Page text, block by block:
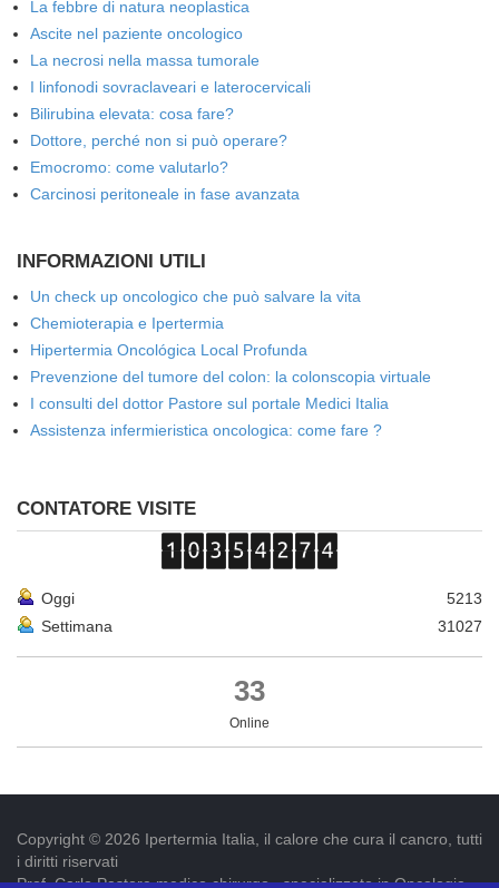
La febbre di natura neoplastica
Ascite nel paziente oncologico
La necrosi nella massa tumorale
I linfonodi sovraclaveari e laterocervicali
Bilirubina elevata: cosa fare?
Dottore, perché non si può operare?
Emocromo: come valutarlo?
Carcinosi peritoneale in fase avanzata
INFORMAZIONI UTILI
Un check up oncologico che può salvare la vita
Chemioterapia e Ipertermia
Hipertermia Oncológica Local Profunda
Prevenzione del tumore del colon: la colonscopia virtuale
I consulti del dottor Pastore sul portale Medici Italia
Assistenza infermieristica oncologica: come fare ?
CONTATORE VISITE
Oggi
5213
Settimana
31027
33
Online
Copyright © 2026 Ipertermia Italia, il calore che cura il cancro, tutti
i diritti riservati
Prof. Carlo Pastore medico chirurgo , specializzato in Oncologia.